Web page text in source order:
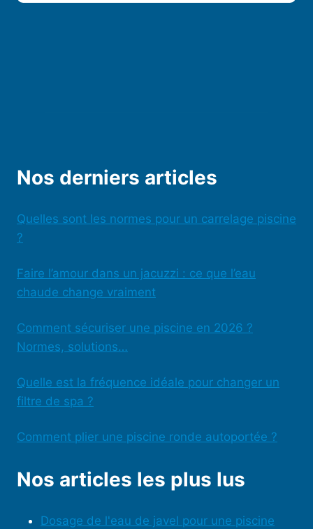
Nos derniers articles
Quelles sont les normes pour un carrelage piscine
?
Faire l’amour dans un jacuzzi : ce que l’eau
chaude change vraiment
Comment sécuriser une piscine en 2026 ?
Normes, solutions…
Quelle est la fréquence idéale pour changer un
filtre de spa ?
Comment plier une piscine ronde autoportée ?
Nos articles les plus lus
Dosage de l'eau de javel pour une piscine